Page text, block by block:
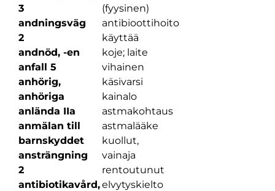
3
andningsväg
2
andnöd, -en
anfall 5
anhörig,
anhöriga
anlända IIa
anmälan till
barnskyddet
ansträngning
2
antibiotikavård,
(fyysinen)
antibioottihoito
käyttää
koje; laite
vihainen
käsivarsi
kainalo
astmakohtaus
astmalääke
kuollut,
vainaja
rentoutunut
elvytyskielto